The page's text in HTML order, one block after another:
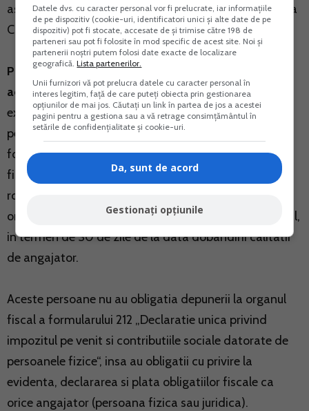
asociere fara personalitate juridica constituita in baza
Codului civil.
Persoanele fizice, altele decat cele care desfasoara
activitati economice in mod independentsau
exercita profesii liberale (ex: in situatia in care o
persoana fizica are angajati), au obligatia depunerii
formularului 020 „Declaratie de inregistrare
fiscala/Declaratie de mentiuni pentru persoane fizice
romane si straine care detin cod numeric personal“, la
organul fiscal in a carui raza teritoriala isi au domiciliul,
in termen de 30 de zile de la data dobandirii calitatii
de angajator.
Aceste persoane nu au obligatia depunerii la organul
fiscal a formularului 212 „Declaratie unica privind
impozitul pe venit si contributiile sociale datorate de
persoanele fizice“, insa au obligatii cu privire la
evidenta, declararea si plata obligatiilor fiscale ca
orice angajator (persoana fizica sau juridica).
Datele dvs. cu caracter personal vor fi prelucrate, iar informațiile
de pe dispozitiv (cookie-uri, identificatori unici și alte date de pe
dispozitiv) pot fi stocate, accesate de și trimise către 198 de
parteneri sau pot fi folosite în mod specific de acest site. Noi și
partenerii noștri putem folosi date exacte de localizare
geografică.Lista partenerilor.
Unii furnizori vă pot prelucra datele cu caracter personal în
interes legitim, față de care puteți obiecta prin gestionarea
opțiunilor de mai jos. Căutați un link în partea de jos a acestei
pagini pentru a gestiona sau a vă retrage consimțământul în
setările de confidențialitate și cookie-uri.
Da, sunt de acord
Gestionați opțiunile